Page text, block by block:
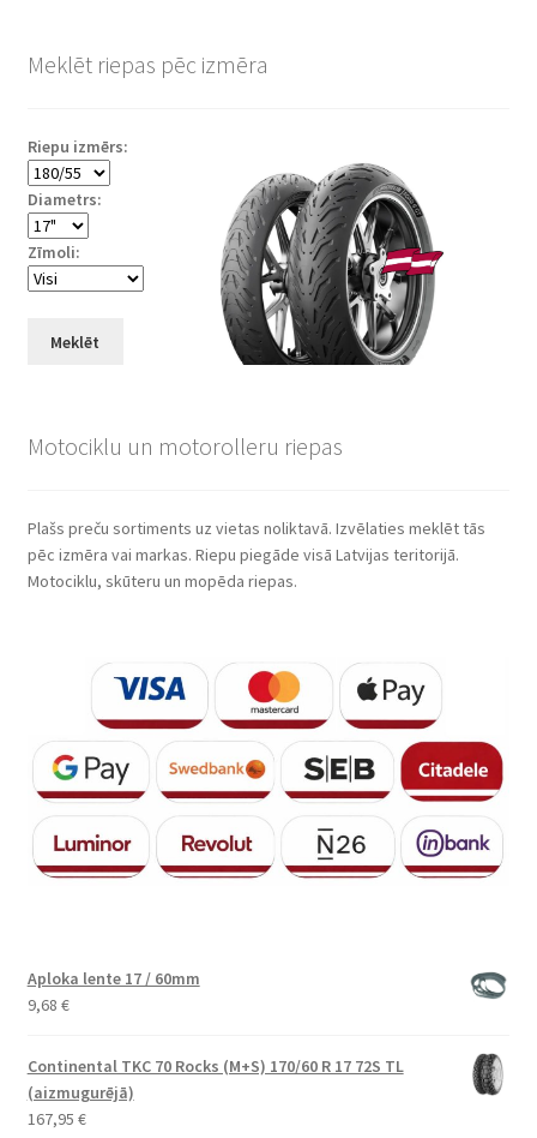
Meklēt riepas pēc izmēra
Riepu izmērs:
Diametrs:
Zīmoli:
Meklēt
Motociklu un motorolleru riepas
Plašs preču sortiments uz vietas noliktavā. Izvēlaties meklēt tās
pēc izmēra vai markas. Riepu piegāde visā Latvijas teritorijā.
Motociklu, skūteru un mopēda riepas.
Aploka lente 17 / 60mm
9,68 €
Continental TKC 70 Rocks (M+S) 170/60 R 17 72S TL
(aizmugurējā)
167,95 €